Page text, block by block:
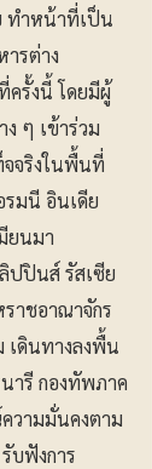
ทำหน้าที่เป็น
รต่าง
ครั้งนี้ โดยมีผู้
ๆ เข้าร่วม
จจริงในพื้นที่
รมนี อินเดีย
ยนมา
ปปินส์ รัสเซีย
าชอาณาจักร
เดินทางลงพื้น
ารี กองทัพภาค
วามมั่นคงตาม
บฟังการ